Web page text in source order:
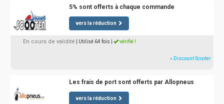
5% sont offerts à chaque commande
vers la réduction
En cours de validité | Utilisé 64 fois vérifié !
» Discount Scooter
Les frais de port sont offerts par Allopneus
vers la réduction